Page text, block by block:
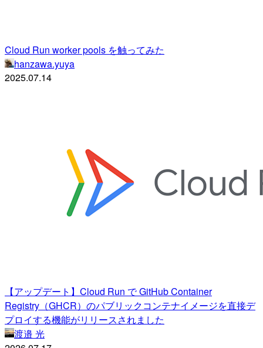
Cloud Run worker pools を触ってみた
hanzawa.yuya
2025.07.14
【アップデート】Cloud Run で GitHub Container
Registry（GHCR）のパブリックコンテナイメージを直接デ
プロイする機能がリリースされました
渡邉 光